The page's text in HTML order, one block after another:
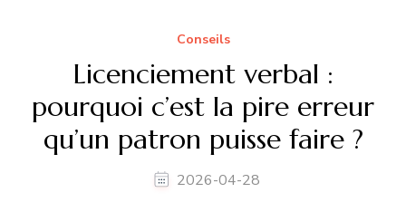
Conseils
Licenciement verbal :
pourquoi c’est la pire erreur
qu’un patron puisse faire ?
2026-04-28